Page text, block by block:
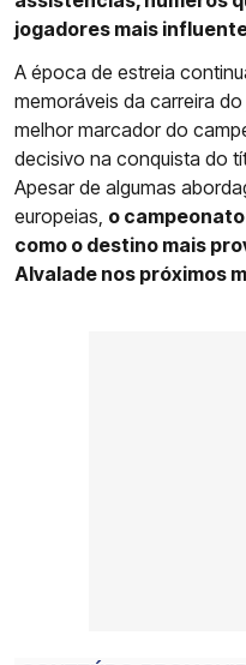
jogadores mais
A época de estreia
memoráveis da carreira
melhor marcador do
decisivo na conquista do
Apesar de algumas
europeias, o
como o destino mais
Alvalade nos próximos